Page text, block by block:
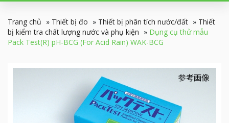
Trang chủ » Thiết bị đo » Thiết bị phân tích nước/đất » Thiết
bị kiểm tra chất lượng nước và phụ kiện » Dụng cụ thử mẫu
Pack Test(R) pH-BCG (For Acid Rain) WAK-BCG